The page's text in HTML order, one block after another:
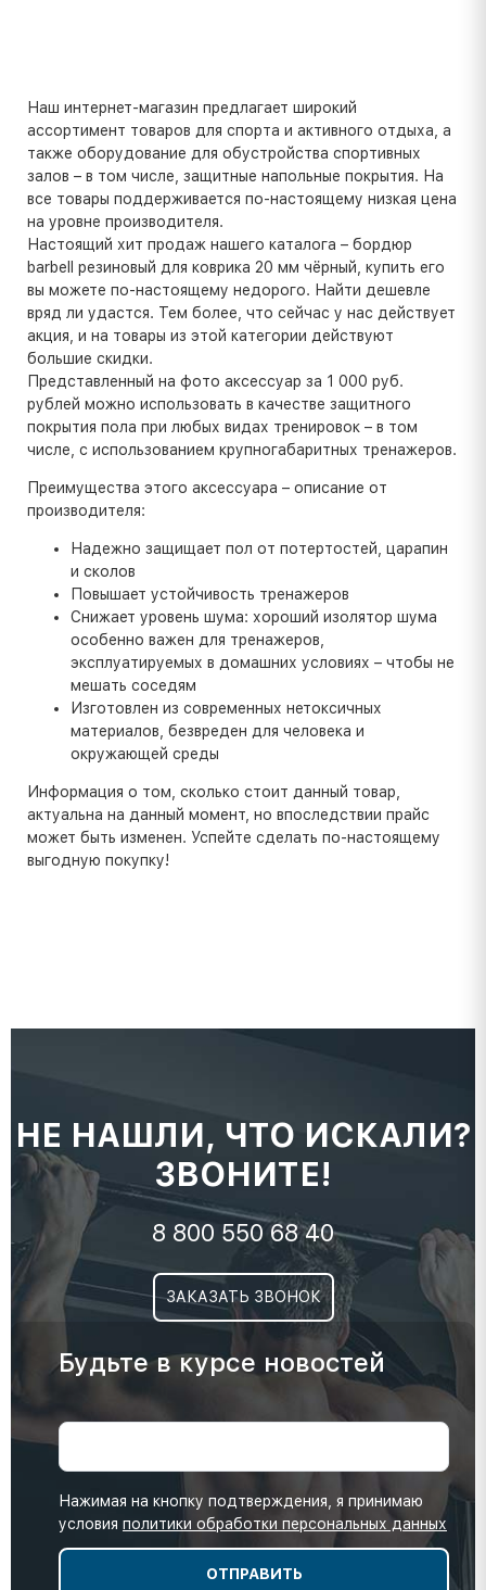
Наш интернет-магазин предлагает широкий
ассортимент товаров для спорта и активного отдыха, а
также оборудование для обустройства спортивных
залов – в том числе, защитные напольные покрытия. На
все товары поддерживается по-настоящему низкая цена
на уровне производителя.
Настоящий хит продаж нашего каталога – бордюр
barbell резиновый для коврика 20 мм чёрный, купить его
вы можете по-настоящему недорого. Найти дешевле
вряд ли удастся. Тем более, что сейчас у нас действует
акция, и на товары из этой категории действуют
большие скидки.
Представленный на фото аксессуар за 1 000 руб.
рублей можно использовать в качестве защитного
покрытия пола при любых видах тренировок – в том
числе, с использованием крупногабаритных тренажеров.
Преимущества этого аксессуара – описание от
производителя:
Надежно защищает пол от потертостей, царапин
и сколов
Повышает устойчивость тренажеров
Снижает уровень шума: хороший изолятор шума
особенно важен для тренажеров,
эксплуатируемых в домашних условиях – чтобы не
мешать соседям
Изготовлен из современных нетоксичных
материалов, безвреден для человека и
окружающей среды
Информация о том, сколько стоит данный товар,
актуальна на данный момент, но впоследствии прайс
может быть изменен. Успейте сделать по-настоящему
выгодную покупку!
НЕ НАШЛИ, ЧТО ИСКАЛИ?
ЗВОНИТЕ!
8 800 550 68 40
ЗАКАЗАТЬ ЗВОНОК
Будьте в курсе новостей
Нажимая на кнопку подтверждения, я принимаю
условия политики обработки персональных данных